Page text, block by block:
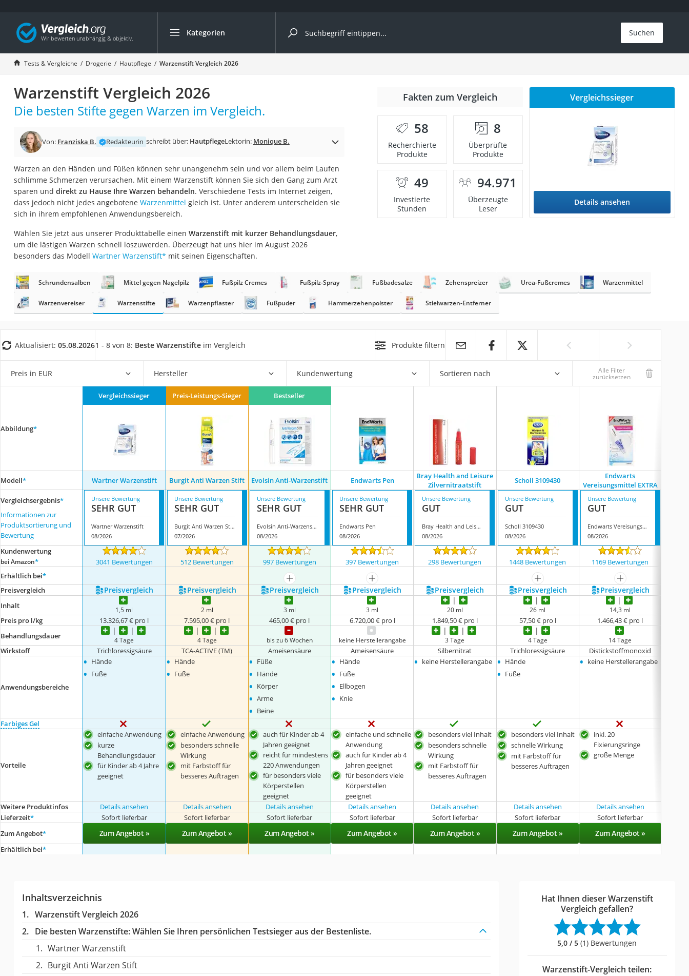
Kategorien
Die beliebtesten Vergleiche nach Kategorie
Drogerie
Inhalator
Haarschneider
Rollator
Katzenklappe (Chip)
Masturbator
Massagepistole
Epilierer
Eiweißpulver
Magnesiumpräparat
Nackenmassagegerät
Zeckenschutz Katze
Mineralfutter Pferd
Massagegerät
Service
Suchen
Tests & Vergleiche Drogerie Hautpflege Warzenstift Vergleich 2026
Warzenstift Vergleich 2026
Die besten Stifte gegen Warzen im Vergleich.
Von: Franziska B. Redakteurin schreibt über: HautpflegeLektorin: Monique B.
Warzen an den Händen und Füßen können sehr unangenehm sein und vor allem beim Laufen
schlimme Schmerzen verursachen. Mit einem Warzenstift können Sie sich den Gang zum Arzt
sparen und direkt zu Hause Ihre Warzen behandeln. Verschiedene Tests im Internet zeigen,
dass jedoch nicht jedes angebotene Warzenmittel gleich ist. Unter anderem unterscheiden sie
sich in ihrem empfohlenen Anwendungsbereich.
Wählen Sie jetzt aus unserer Produkttabelle einen Warzenstift mit kurzer Behandlungsdauer,
um die lästigen Warzen schnell loszuwerden. Überzeugt hat uns hier im August 2026
besonders das Modell Wartner Warzenstift* mit seinen Eigenschaften.
Fakten zum Vergleich
58
Recherchierte
Produkte
8
Überprüfte
Produkte
49
Investierte
Stunden
94.971
Überzeugte
Leser
Vergleichssieger
Details ansehen
Schrundensalben Mittel gegen Nagelpilz Fußpilz Cremes Fußpilz-Spray Fußbadesalze Zehenspreizer Urea-Fußcremes Warzenmittel
Warzenvereiser Warzenstifte Warzenpflaster Fußpuder Hammerzehenpolster Stielwarzen-Entferner
Aktualisiert: 05.08.20261 - 8 von 8: Beste Warzenstifte im Vergleich Produkte filtern
Preis in EUR Hersteller Kundenwertung Sortieren nach Alle Filter
zurücksetzen
Abbildung*
Vergleichssieger Preis-Leistungs-Sieger Bestseller
Modell* Wartner Warzenstift Burgit Anti Warzen Stift Evolsin Anti-Warzenstift Endwarts Pen
Bray Health and Leisure
Zilvernitraatstift
Scholl 3109430
Endwarts
Vereisungsmittel EXTRA
Vergleichsergebnis*
Informationen zur
Produktsortierung und
Bewertung
Unsere Bewertung
SEHR GUT
Wartner Warzenstift
08/2026
Unsere Bewertung
SEHR GUT
Burgit Anti Warzen Stift
07/2026
Unsere Bewertung
SEHR GUT
Evolsin Anti-Warzenstift
08/2026
Unsere Bewertung
SEHR GUT
Endwarts Pen
08/2026
Unsere Bewertung
GUT
Bray Health and Leisure Zilvernitraatstift
08/2026
Unsere Bewertung
GUT
Scholl 3109430
08/2026
Unsere Bewertung
GUT
Endwarts Vereisungsmittel EXTRA
08/2026
Kundenwertung
bei Amazon* 3041 Bewertungen 512 Bewertungen 997 Bewertungen 397 Bewertungen 298 Bewertungen 1448 Bewertungen 1169 Bewertungen
Erhältlich bei*
mehr anzeigen mehr anzeigen mehr anzeigen
mehr anzeigen
Preis­vergleich
Preis­vergleich Preis­vergleich Preis­vergleich Preis­vergleich Preis­vergleich Preis­vergleich Preis­vergleich
Inhalt 1,5 ml 2 ml 3 ml 3 ml 20 ml 26 ml 14,3 ml
Preis pro l/kg 13.326,67 € pro l 7.595,00 € pro l 465,00 € pro l 6.720,00 € pro l 1.849,50 € pro l 57,50 € pro l 1.466,43 € pro l
Behandlungsdauer
4 Tage 4 Tage bis zu 6 Wochen keine Herstellerangabe 3 Tage 4 Tage 14 Tage
Wirkstoff Trichloressigsäure TCA-ACTIVE (TM) Ameisensäure Ameisensäure Silbernitrat Trichloressigsäure Distickstoffmonoxid
Anwendungsbereiche
• Hände
• Füße
• Hände
• Füße
• Füße
• Hände
• Körper
• Arme
• Beine
• Hände
• Füße
• Ellbogen
• Knie
• keine Herstellerangabe • Hände
• Füße
• keine Herstellerangabe
Farbiges Gel
Vorteile
einfache Anwendung
kurze
Behandlungsdauer
für Kinder ab 4 Jahre
geeignet
einfache Anwendung
besonders schnelle
Wirkung
mit Farbstoff für
besseres Auftragen
auch für Kinder ab 4
Jahren geeignet
reicht für mindestens
220 Anwendungen
für besonders viele
Körperstellen
geeignet
einfache und schnelle
Anwendung
auch für Kinder ab 4
Jahren geeignet
für besonders viele
Körperstellen
geeignet
besonders viel Inhalt
besonders schnelle
Wirkung
mit Farbstoff für
besseres Auftragen
besonders viel Inhalt
schnelle Wirkung
mit Farbstoff für
besseres Auftragen
inkl. 20
Fixierungsringe
große Menge
Weitere Produktinfos Details ansehen Details ansehen Details ansehen Details ansehen Details ansehen Details ansehen
Details ansehen
Lieferzeit* Sofort lieferbar Sofort lieferbar Sofort lieferbar Sofort lieferbar Sofort lieferbar Sofort lieferbar Sofort lieferbar
Zum Angebot* Zum Angebot » Zum Angebot » Zum Angebot » Zum Angebot » Zum Angebot » Zum Angebot » Zum Angebot »
Erhältlich bei*
Inhaltsverzeichnis
Warzenstift Vergleich 2026
Die besten Warzenstifte:Wählen Sie Ihren persönlichen Testsieger aus der Bestenliste.
Wartner Warzenstift
Burgit Anti Warzen Stift
Hat Ihnen dieser Warzenstift
Vergleich gefallen?
5,0 / 5 (1) Bewertungen
Warzenstift-Vergleich teilen: